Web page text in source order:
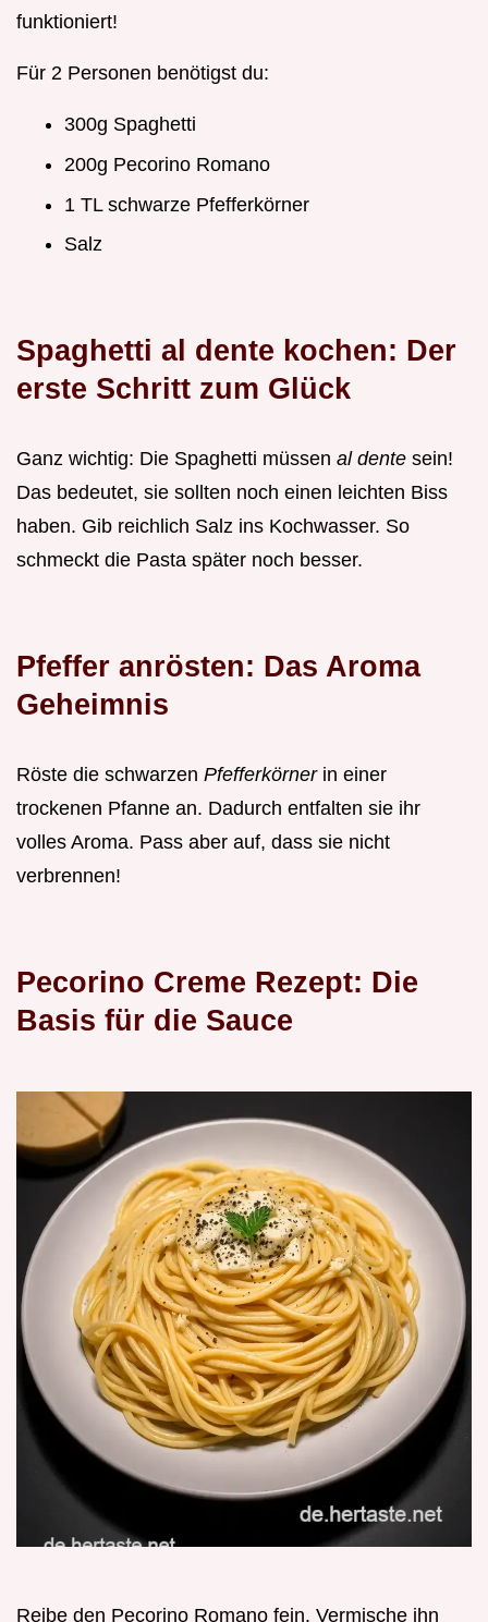
funktioniert!
Für 2 Personen benötigst du:
300g Spaghetti
200g Pecorino Romano
1 TL schwarze Pfefferkörner
Salz
Spaghetti al dente kochen: Der
erste Schritt zum Glück
Ganz wichtig: Die Spaghetti müssen al dente sein!
Das bedeutet, sie sollten noch einen leichten Biss
haben. Gib reichlich Salz ins Kochwasser. So
schmeckt die Pasta später noch besser.
Pfeffer anrösten: Das Aroma
Geheimnis
Röste die schwarzen Pfefferkörner in einer
trockenen Pfanne an. Dadurch entfalten sie ihr
volles Aroma. Pass aber auf, dass sie nicht
verbrennen!
Pecorino Creme Rezept: Die
Basis für die Sauce
Reibe den Pecorino Romano fein. Vermische ihn